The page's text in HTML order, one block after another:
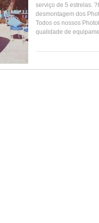
serviço de 5 estrelas.
desmontagem dos
Todos os nossos
qualidade de